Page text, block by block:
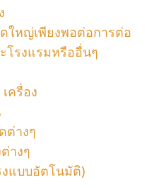
ใหญ่เพียงพอต่อการต่อ
โรงแรมหรืออื่นๆ
ครื่อง
ต่างๆ
างๆ
แบบอัตโนมัติ)